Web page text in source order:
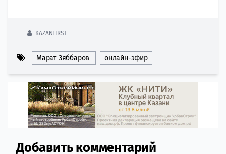
KAZANFIRST
Марат Зяббаров онлайн-эфир
Comment section
Добавить комментарий